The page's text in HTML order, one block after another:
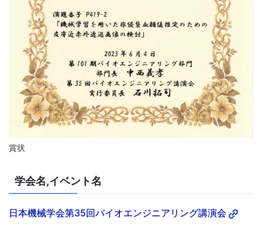
賞状
学会名,イベント名
日本機械学会第35回バイオエンジニアリング講演会